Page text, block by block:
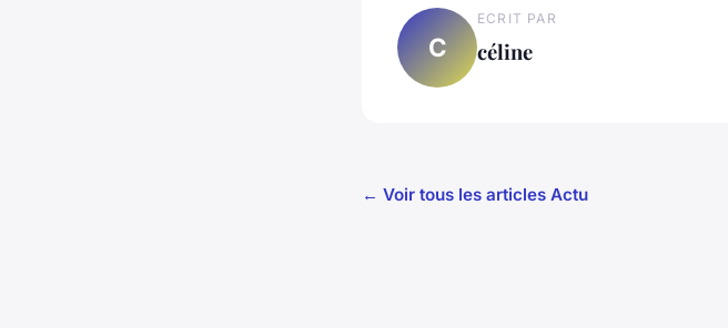
C
ECRIT PAR
céline
← Voir tous les articles Actu